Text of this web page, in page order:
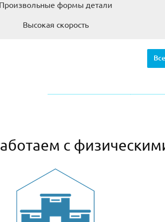
формы детали
Высокая скорость
с